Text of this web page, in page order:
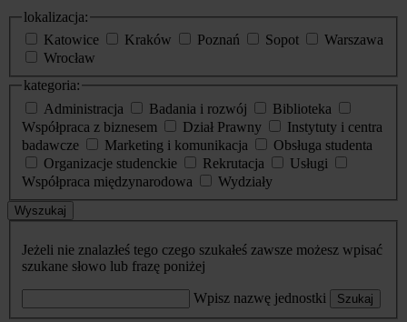
lokalizacja:
Katowice
Kraków Poznań Sopot
Warszawa
Wrocław
kategoria:
Administracja
Badania i rozwój
Biblioteka
Współpraca z biznesem
Dział Prawny
Instytuty i centra
badawcze
Marketing i komunikacja
Obsługa studenta
Organizacje studenckie
Rekrutacja
Usługi
Współpraca międzynarodowa
Wydziały
Wyszukaj
Jeżeli nie znalazłeś tego czego szukałeś zawsze możesz wpisać
szukane słowo lub frazę poniżej
Wpisz nazwę jednostki Szukaj